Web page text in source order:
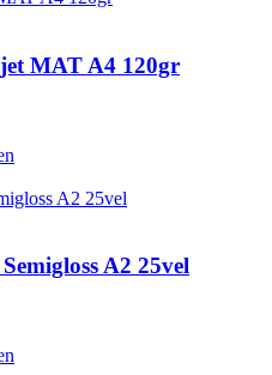
MAT A4 120gr
A2 25vel